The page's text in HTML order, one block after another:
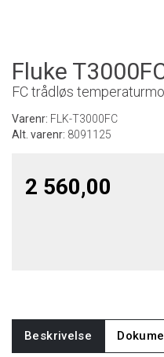
Fluke
FC trådløs
Varenr: FLK-T3000FC
Alt. varenr: 8091125
2 560,00
Beskrivelse